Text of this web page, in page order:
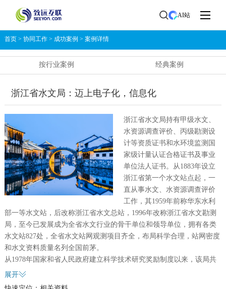
AI站
首页> 协同工作> 成功案例 > 案例详情
按行业案例 经典案例
浙江省水文局：迈上电子化，信息化
浙江省水文局持有甲级水文、
水资源调查评价、丙级勘测设
计等资质证书和水环境监测国
家级计量认证合格证书及事业
单位法人证书。从1883年设立
浙江省第一个水文站点起，一
直从事水文、水资源调查评价
工作，其1959年前称华东水利
部一等水文站，后改称浙江省水文总站，1996年改称浙江省水文勘测
局，至今已发展成为全省水文行业的骨干单位和领导单位，拥有各类
水文站827处，全省水文站网观测项目齐全，布局科学合理，站网密度
和水文资料质量名列全国前茅。
从1978年国家和省人民政府建立科学技术研究奖励制度以来，该局共
获得全国科学大会奖2项，国家级科技进步奖1项，省、部级科技进步
展开